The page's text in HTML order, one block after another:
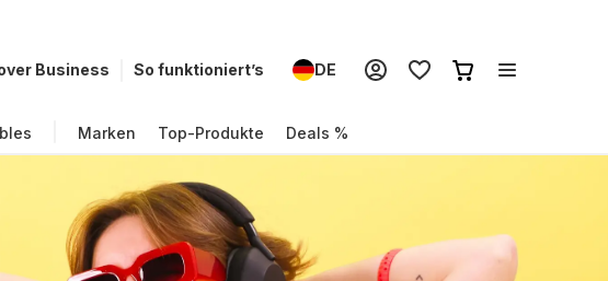
Business So funktioniert’s DE
Marken Top-Produkte Deals %